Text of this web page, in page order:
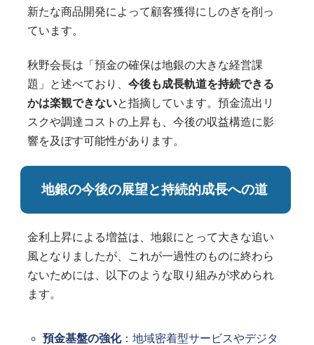
新たな商品開発によって顧客獲得にしのぎを削っ
ています。
秋野会長は「預金の確保は地銀の大きな経営課
題」と述べており、 今後も成長軌道を持続できる
かは楽観できないと指摘しています。預金流出リ
スクや調達コストの上昇も、今後の収益構造に影
響を及ぼす可能性があります。
地銀の今後の展望と持続的成長への道
金利上昇による増益は、地銀にとって大きな追い
風となりましたが、これが一過性のものに終わら
ないためには、以下のような取り組みが求められ
ます。
預金基盤の強化：地域密着型サービスやデジタ